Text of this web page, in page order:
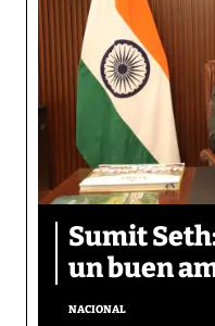
Sumit
un buen
NACIONAL